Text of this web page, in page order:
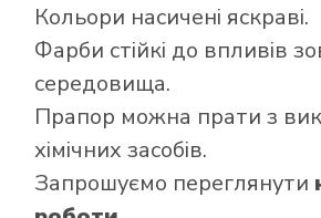
Кольори насичені яскраві.
Фарби стійкі до впливів
середовища.
Прапор можна прати з
хімічних засобів.
Запрошуємо переглянути